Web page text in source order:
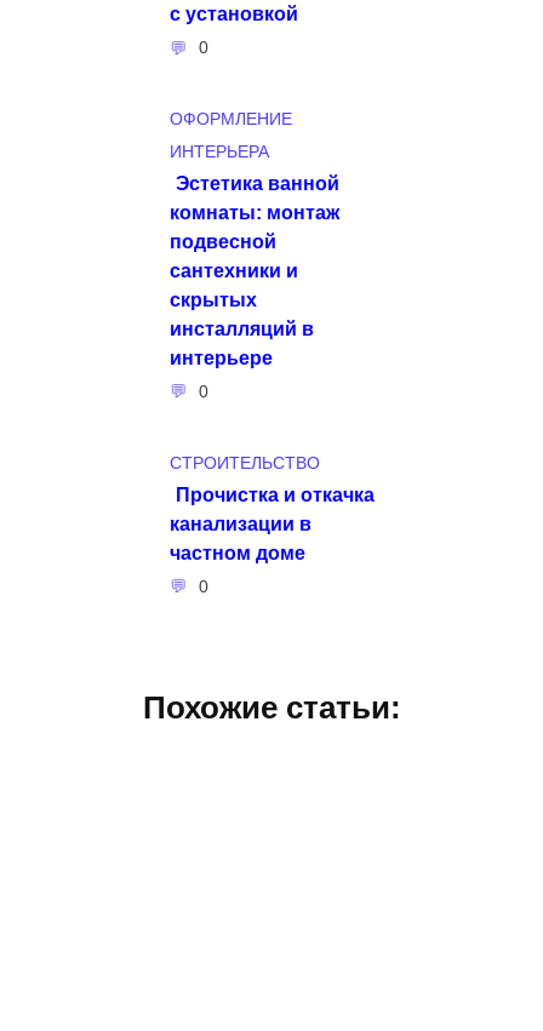
с установкой
0
ОФОРМЛЕНИЕ
ИНТЕРЬЕРА
Эстетика ванной
комнаты: монтаж
подвесной
сантехники и
скрытых
инсталляций в
интерьере
0
СТРОИТЕЛЬСТВО
Прочистка и откачка
канализации в
частном доме
0
Похожие статьи: